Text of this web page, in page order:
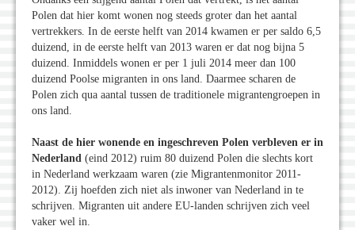
Polen dat hier komt wonen nog steeds groter dan het aantal
vertrekkers. In de eerste helft van 2014 kwamen er per saldo 6,5
duizend, in de eerste helft van 2013 waren er dat nog bijna 5
duizend. Inmiddels wonen er per 1 juli 2014 meer dan 100
duizend Poolse migranten in ons land. Daarmee scharen de
Polen zich qua aantal tussen de traditionele migrantengroepen in
ons land.
Naast de hier wonende en ingeschreven Polen verbleven er in
Nederland (eind 2012) ruim 80 duizend Polen die slechts kort
in Nederland werkzaam waren (zie Migrantenmonitor 2011-
2012). Zij hoefden zich niet als inwoner van Nederland in te
schrijven. Migranten uit andere EU-landen schrijven zich veel
vaker wel in.